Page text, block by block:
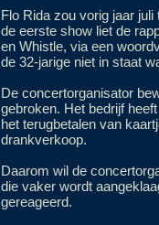
Flo Rida zou vorig jaar
de eerste show liet de
en Whistle, via een
de 32-jarige niet in staat
De concertorganisator
gebroken. Het bedrijf
het terugbetalen van
drankverkoop.
Daarom wil de
die vaker wordt
gereageerd.